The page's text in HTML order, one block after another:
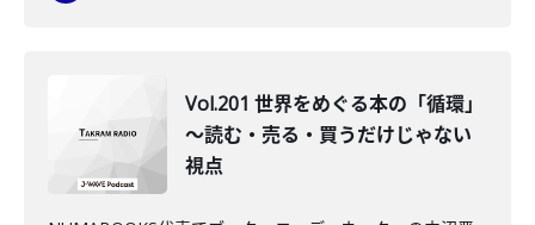
Vol.201 世界をめぐる本の「循環」
～読む・売る・買うだけじゃない
視点